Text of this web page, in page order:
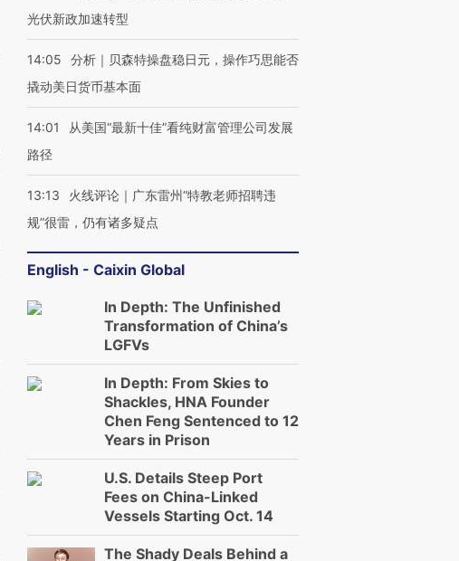
光伏新政加速转型
14:05
分析｜贝森特操盘稳日元，操作巧思能否
撬动美日货币基本面
14:01
从美国“最新十佳”看纯财富管理公司发展
路径
13:13
火线评论｜广东雷州“特教老师招聘违
规”很雷，仍有诸多疑点
English - Caixin Global
In Depth: The Unfinished
Transformation of China’s
LGFVs
In Depth: From Skies to
Shackles, HNA Founder
Chen Feng Sentenced to 12
Years in Prison
U.S. Details Steep Port
Fees on China-Linked
Vessels Starting Oct. 14
The Shady Deals Behind a